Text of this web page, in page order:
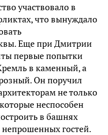
участвовало в
что вынуждало
Еще при Дмитрии
первые попытки
в каменный, а
Он поручил
не только
неспособен
в башнях
гостей.